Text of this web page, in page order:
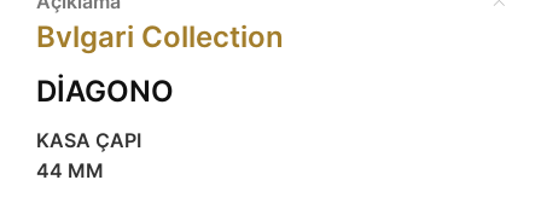
Bvlgari Collection
DİAGONO
KASA ÇAPI
44 MM